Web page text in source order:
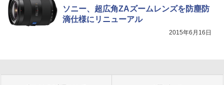
ソニー、超広角ZAズームレンズを防塵防
滴仕様にリニューアル
2015年6月16日